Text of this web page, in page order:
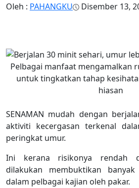
Oleh : PAHANGKU Disember 13,
Pelbagai manfaat mengamalkan
untuk tingkatkan tahap
hiasan
SENAMAN mudah dengan
aktiviti kecergasan terkenal
peringkat umur.
Ini kerana risikonya rendah
dilakukan membuktikan
dalam pelbagai kajian oleh pakar.